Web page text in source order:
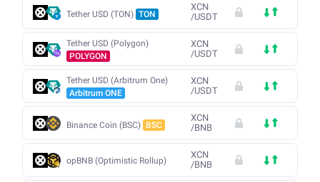
Tether USD (TON) TON
XCN
/USDT
Tether USD (Polygon)
POLYGON
XCN
/USDT
Tether USD (Arbitrum One)
Arbitrum ONE
XCN
/USDT
Binance Coin (BSC) BSC
XCN
/BNB
opBNB (Optimistic Rollup)
XCN
/BNB